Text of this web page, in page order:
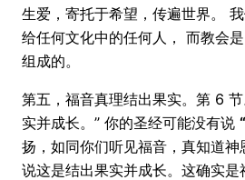
生爱，寄托于希望，传遍世界。
给任何文化中的任何人， 而教会
组成的。
第五，福音真理结出果实。第 6
实并成长。” 你的圣经可能没有说 “
扬，如同你们听见福音，真知道神
说这是结出果实并成长。这确实